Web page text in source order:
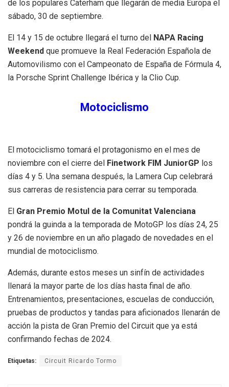
de los populares Caterham que llegarán de media Europa el
sábado, 30 de septiembre.
El 14 y 15 de octubre llegará el turno del
NAPA Racing
Weekend que promueve la Real Federación Española de
Automovilismo con el Campeonato de España de Fórmula 4,
la Porsche Sprint Challenge Ibérica y la Clio Cup.
Motociclismo
El motociclismo tomará el protagonismo en el mes de
noviembre con el cierre del
Finetwork FIM JuniorGP los
días 4 y 5. Una semana después, la Lamera Cup celebrará
sus carreras de resistencia para cerrar su temporada.
El Gran Premio Motul de la Comunitat Valenciana
pondrá la guinda a la temporada de MotoGP los días 24, 25
y 26 de noviembre en un año plagado de novedades en el
mundial de motociclismo.
Además, durante estos meses un sinfín de actividades
llenará la mayor parte de los días hasta final de año.
Entrenamientos, presentaciones, escuelas de conducción,
pruebas de productos y tandas para aficionados llenarán de
acción la pista de Gran Premio del Circuit que ya está
confirmando fechas de 2024.
Etiquetas: Circuit Ricardo Tormo